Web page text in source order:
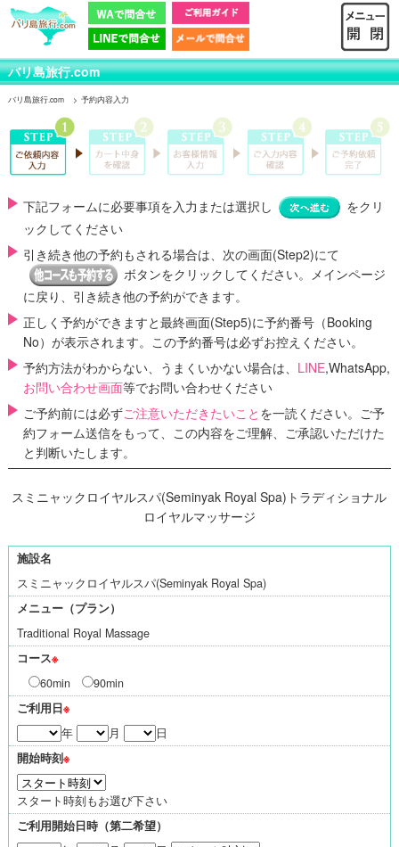
バリ島旅行.com
バリ島旅行.com 予約内容入力
下記フォームに必要事項を入力または選択し
をクリ
ックしてください
引き続き他の予約もされる場合は、次の画面(Step2)にて
ボタンをクリックしてください。メインページ
に戻り、引き続き他の予約ができます。
正しく予約ができますと最終画面(Step5)に予約番号（Booking
No） が表示されます。この予約番号は必ずお控えください。
予約方法がわからない、うまくいかない場合は、 LINE,WhatsApp,
お問い合わせ画面等でお問い合わせください
ご予約前には必ずご注意いただきたいこと を一読ください。ご予
約フォーム送信をもって、この内容をご理解、ご承認いただけた
と判断いたします。
スミニャックロイヤルスパ(Seminyak Royal Spa)トラディショナル
ロイヤルマッサージ
施設名
スミニャックロイヤルスパ(Seminyak Royal Spa)
メニュー（プラン）
Traditional Royal Massage
コース※
60min
90min
ご利用日※
年
月
日
開始時刻※
スタート時刻もお選び下さい
ご利用開始日時（第二希望）